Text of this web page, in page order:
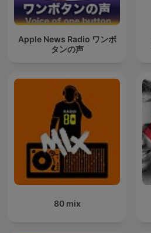
Apple News Radio ワンボ
タンの声
80 mix